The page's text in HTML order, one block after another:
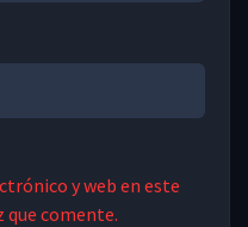
y web en este
que comente.